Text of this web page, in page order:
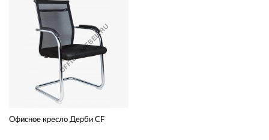
Офисное кресло Дерби CF